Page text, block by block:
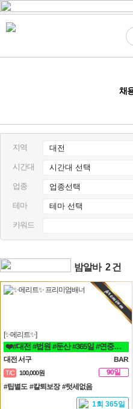
채
지역
시간대
업종
테마
키워드
밤알바 2 건
[✨메리트✨]
❤️#대전 #법원 #둔산 #365일 #연중무휴 #초보자환영 #당일지급 #텃세❤️
대전 서구 BAR
T/C 100,000원
90일
#팁별도 #칼퇴보장 #텃세없음
1회 365일